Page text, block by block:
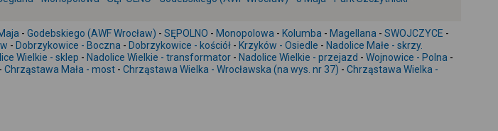
- Godebskiego (AWF Wrocław) - SĘPOLNO - Monopolowa - Kolumba - Magellana - SWOJCZYCE -
- Dobrzykowice - Boczna - Dobrzykowice - kościół - Krzyków - Osiedle - Nadolice Małe - skrzy.
Wielkie - sklep - Nadolice Wielkie - transformator - Nadolice Wielkie - przejazd - Wojnowice - Polna -
- Chrząstawa Mała - most - Chrząstawa Wielka - Wrocławska (na wys. nr 37) - Chrząstawa Wielka -